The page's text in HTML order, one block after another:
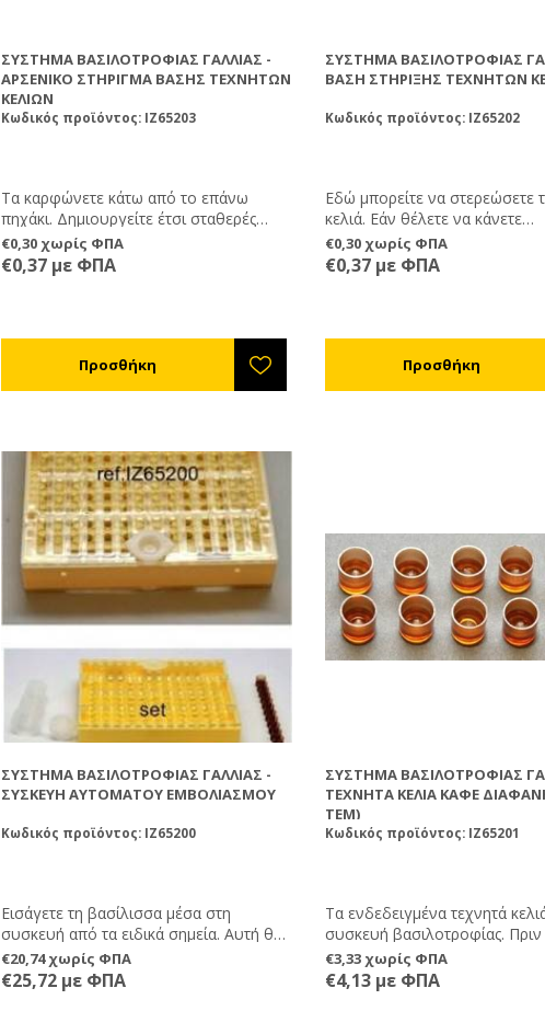
ΣΎΣΤΗΜΑ ΒΑΣΙΛΟΤΡΟΦΊΑΣ ΓΑΛΛΊΑΣ -
ΑΡΣΕΝΙΚΌ ΣΤΉΡΙΓΜΑ ΒΆΣΗΣ ΤΕΧΝΗΤΏΝ
ΚΕΛΙΏΝ
Κωδικός προϊόντος: IZ65203
Τα καρφώνετε κάτω από το επάνω
πηχάκι. Δημιουργείτε έτσι σταθερές
θέσεις για να κουμπώσουν προσωρινά
οι βάσεις τεχνητών κελιών ref.IZ65202.
€0,30 χωρίς ΦΠΑ
€0,37 με ΦΠΑ
ΣΎΣΤΗΜΑ ΒΑΣΙΛΟΤΡΟΦΊΑΣ
ΒΆΣΗ ΣΤΉΡΙΞΗΣ ΤΕΧΝΗΤΏΝ
Κωδικός προϊόντος: IZ65202
Εδώ μπορείτε να στερεώσετε
κελιά. Εάν θέλετε να κάνετε
βασιλοτροφία θα σας φανούν
γιατί κουμπώνουν πάνω στους
Προστάτες Βασιλικών Κελιών
€0,30 χωρίς ΦΠΑ
€0,37 με ΦΠΑ
ΣΎΣΤΗΜΑ ΒΑΣΙΛΟΤΡΟΦΊΑΣ ΓΑΛΛΊΑΣ -
ΣΥΣΚΕΥΉ ΑΥΤΌΜΑΤΟΥ ΕΜΒΟΛΙΑΣΜΟΎ
Κωδικός προϊόντος: IZ65200
Εισάγετε τη βασίλισσα μέσα στη
συσκευή από τα ειδικά σημεία. Αυτή θα
γεννήσει στα τεχνητά κελιά (η συσκευή
γεμίζει με 110 από αυτά) τα οποία θα
πάρετε από την πίσω μεριά της
€20,74 χωρίς ΦΠΑ
€25,72 με ΦΠΑ
ΣΎΣΤΗΜΑ ΒΑΣΙΛΟΤΡΟΦΊΑΣ
ΤΕΧΝΗΤΆ ΚΕΛΙΆ ΚΑΦΈ
ΤΕΜ)
Κωδικός προϊόντος: IZ65201
Τα ενδεδειγμένα τεχνητά
συσκευή βασιλοτροφίας. Πριν
χρησιμοποιήσετε για πρώτη
τα μέσα σε μία κυψέλη για να
απορροφήσουν τη μυρωδιά της
€3,33 χωρίς ΦΠΑ
€4,13 με ΦΠΑ